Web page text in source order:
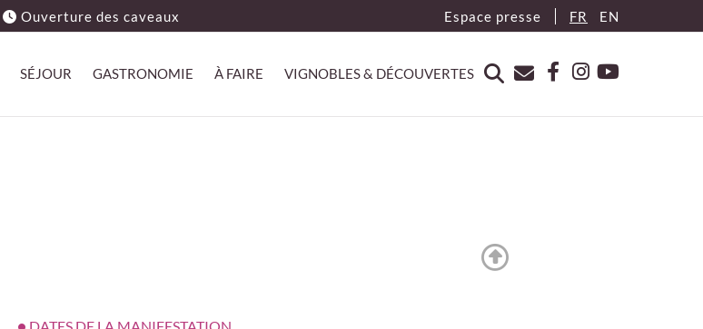
Ouverture des caveaux Espace presse FR EN
SÉJOUR GASTRONOMIE À FAIRE VIGNOBLES & DÉCOUVERTES